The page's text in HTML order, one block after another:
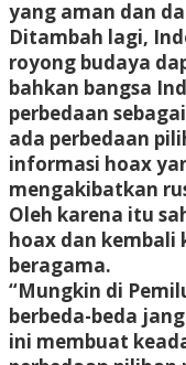
yang aman dan
Ditambah lagi,
royong budaya
bahkan bangsa
perbedaan
ada perbedaan
informasi hoax
mengakibatkan
Oleh karena itu
hoax dan kembali
beragama.
“Mungkin di
berbeda-beda
ini membuat